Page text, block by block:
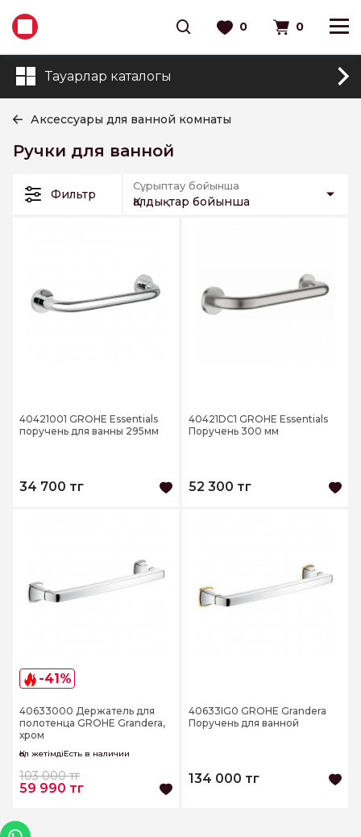
0 0
Тауарлар каталогы
Аксессуары для ванной комнаты
Ручки для ванной
Фильтр
Сұрыптау бойынша
Қалдықтар бойынша
40421001 GROHE Essentials
поручень для ванны 295мм
34 700 тг
40421DC1 GROHE Essentials
Поручень 300 мм
52 300 тг
-41%
40633000 Держатель для
полотенца GROHE Grandera,
хром
Қол жетімдіЕсть в наличии
59 990 тг
103 000 тг
40633IG0 GROHE Grandera
Поручень для ванной
134 000 тг